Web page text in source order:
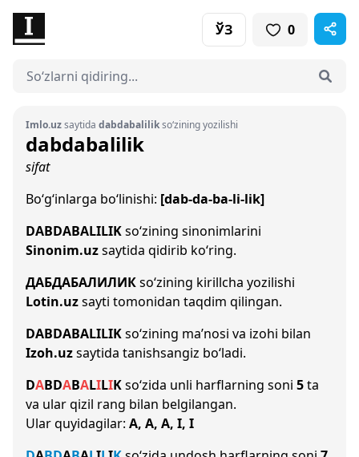
ЎЗ 0
Imlo.uzsaytida dabdabalilikso‘zining yozilishi
dabdabalilik
sifat
Bo‘g‘inlarga bo‘linishi: [dab-da-ba-li-lik]
DABDABALILIKso‘zining sinonimlarini
Sinonim.uzsaytida qidirib ko‘ring.
ДАБДАБАЛИЛИКso‘zining kirillcha yozilishi
Lotin.uzsayti tomonidan taqdim qilingan.
DABDABALILIKso‘zining ma’nosi va izohi bilan
Izoh.uzsaytida tanishsangiz bo‘ladi.
DABDABALILIKso‘zida unli harflarning soni 5ta
va ular qizil rang bilan belgilangan.
Ular quyidagilar: A, A, A, I, I